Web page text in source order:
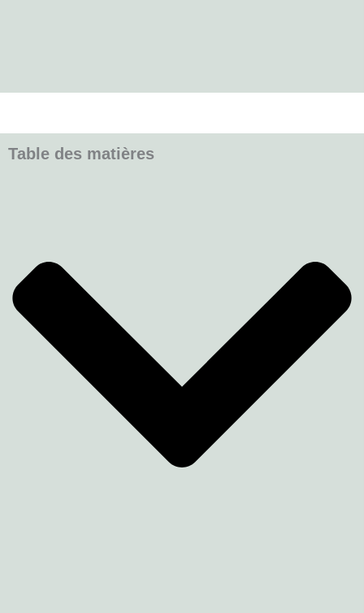
Table des matières